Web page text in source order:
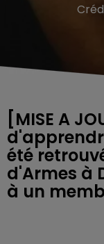
[MISE A
été
d'Armes à
à un